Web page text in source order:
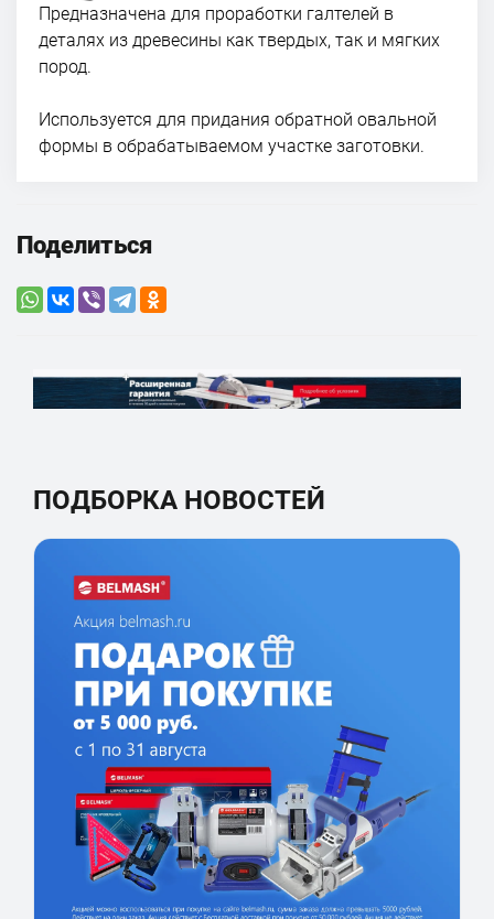
Предназначена для проработки галтелей в
деталях из древесины как твердых, так и мягких
пород.
Используется для придания обратной овальной
формы в обрабатываемом участке заготовки.
Поделиться
ПОДБОРКА НОВОСТЕЙ